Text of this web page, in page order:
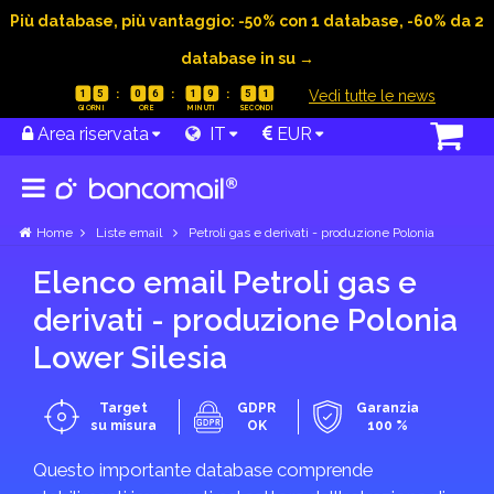
Più database, più vantaggio: -50% con 1 database, -60% da 2
database in su →
1 5 0 6 1 9 5 1 Vedi tutte le news
Area riservata IT EUR
Home Liste email Petroli gas e derivati - produzione Polonia
Elenco email Petroli gas e
derivati - produzione Polonia
Lower Silesia
Target
su misura
GDPR
OK
Garanzia
100 %
Questo importante database comprende